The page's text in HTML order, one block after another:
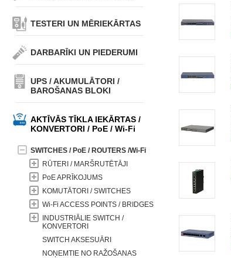
TESTERI UN MĒRIEKĀRTAS
DARBARĪKI UN PIEDERUMI
UPS / AKUMULĀTORI /
BAROŠANAS BLOKI
AKTĪVĀS TĪKLA IEKĀRTAS /
KONVERTORI / PoE / Wi-Fi
SWITCHES / PoE / ROUTERS /Wi-Fi
RŪTERI / MARŠRUTĒTĀJI
PoE APRĪKOJUMS
KOMUTĀTORI / SWITCHES
Wi-Fi ACCESS POINTS / BRIDGES
INDUSTRIĀLIE SWITCH /
KONVERTORI
SWITCH AKSESUĀRI
NOŅEMTIE NO RAŽOŠANAS